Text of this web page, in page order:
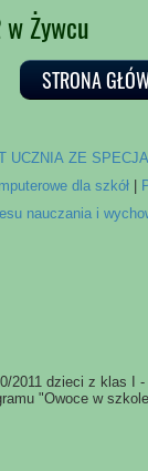
Żywcu
STRONA
UCZNIA ZE
dla szkół|
nauczania i
2011 dzieci z klas I
"Owoce w